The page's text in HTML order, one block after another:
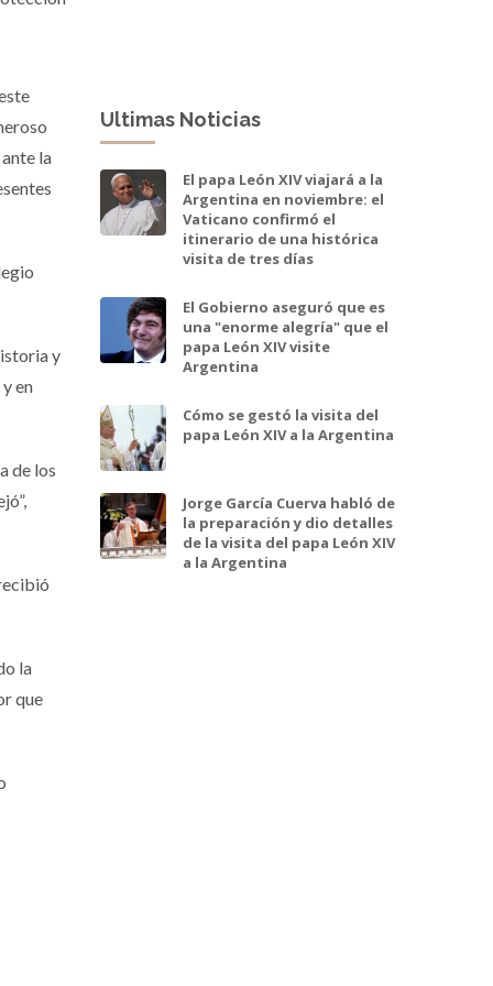
la
y
en
de los
la
que
Ultimas Noticias
El papa León XIV viajará a la
Argentina en noviembre: el
Vaticano confirmó el
itinerario de una histórica
visita de tres días
El Gobierno aseguró que es
una "enorme alegría" que el
papa León XIV visite
Argentina
Cómo se gestó la visita del
papa León XIV a la Argentina
Jorge García Cuerva habló de
la preparación y dio detalles
de la visita del papa León XIV
a la Argentina